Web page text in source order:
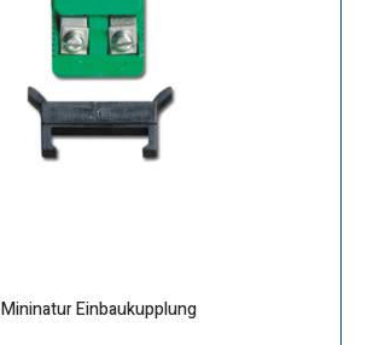
Mininatur Einbaukupplung